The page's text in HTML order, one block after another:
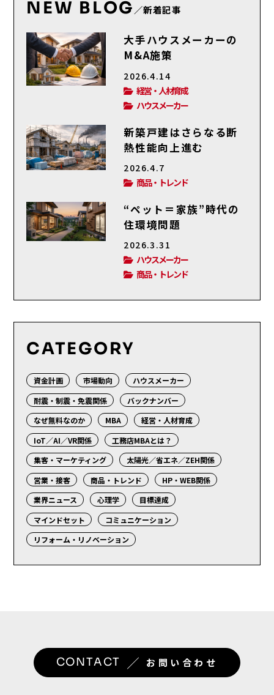
NEW BLOG／新着記事
大手ハウスメーカーの
M&A施策
2026.4.14
経営・人材育成
ハウスメーカー
新築戸建はさらなる断
熱性能向上進む
2026.4.7
商品・トレンド
“ペット＝家族”時代の
住環境問題
2026.3.31
ハウスメーカー
商品・トレンド
CATEGORY
資金計画 市場動向
ハウスメーカー
耐震・制震・免震関係
バックナンバー
なぜ無料なのか
MBA
経営・人材育成
IoT／AI／VR関係
工務店MBAとは？
集客・マーケティング
太陽光／省エネ／ZEH関係
営業・接客
商品・トレンド
HP・WEB関係
業界ニュース
心理学
目標達成
マインドセット
コミュニケーション
リフォーム・リノベーション
CONTACT ／ お問い合わせ